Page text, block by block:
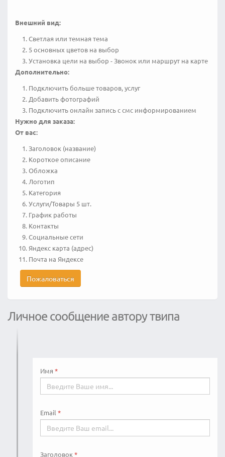
Внешний вид:
Светлая или темная тема
5 основных цветов на выбор
Установка цели на выбор - Звонок или маршрут на карте
Дополнительно:
Подключить больше товаров, услуг
Добавить фотографий
Подключить онлайн запись с смс информированием
Нужно для заказа:
От вас:
Заголовок (название)
Короткое описание
Обложка
Логотип
Категория
Услуги/Товары 5 шт.
График работы
Контакты
Социальные сети
Яндекс карта (адрес)
Почта на Яндексе
Пожаловаться
Личное сообщение автору твипа
Имя
Email
Заголовок